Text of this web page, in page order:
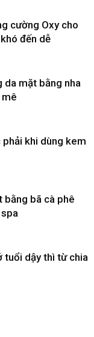
cường Oxy cho
đến dễ
mặt bằng nha
khi dùng kem
bằng bã cà phê
tuổi dậy thì từ chia